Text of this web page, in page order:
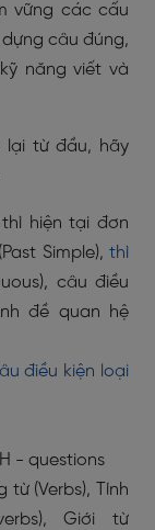
vững các cấu
câu đúng,
năng viết và
lại từ đầu, hãy
thì hiện tại đơn
Simple), thì
câu điều
đề quan hệ
điều kiện loại
- questions
(Verbs), Tính
Giới từ